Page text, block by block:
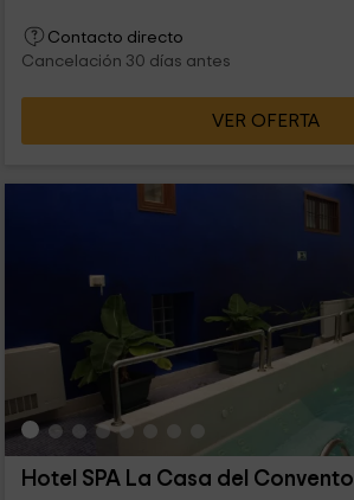
Contacto directo
Cancelación 30 días antes
VER OFERTA
Hotel SPA La Casa del Convento